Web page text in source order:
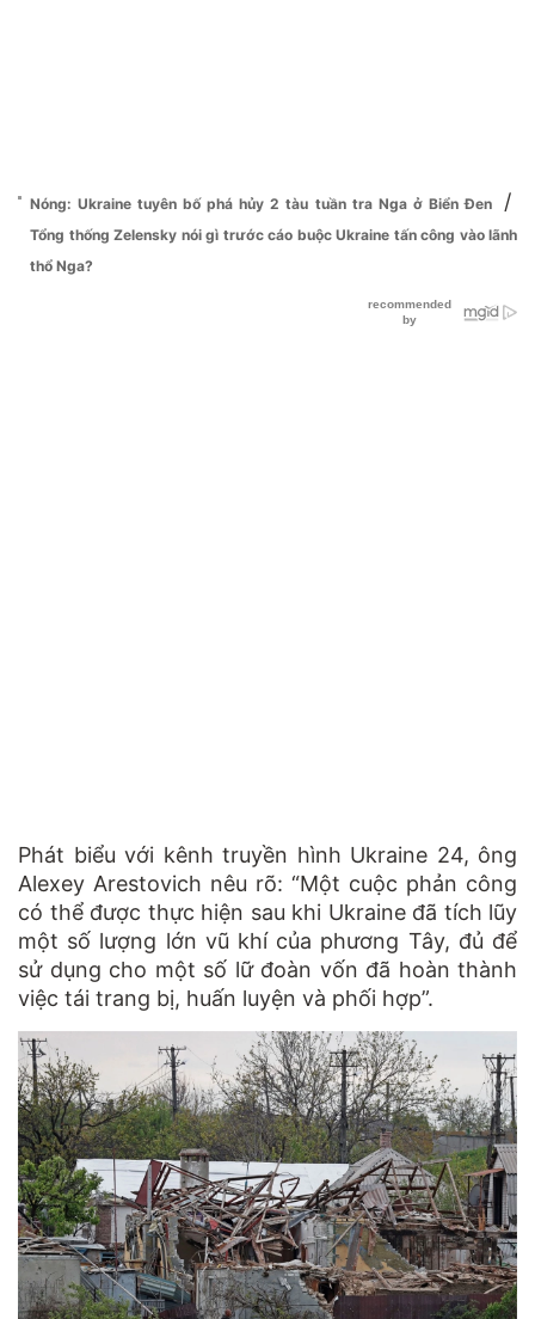
Nóng: Ukraine tuyên bố phá hủy 2 tàu tuần tra Nga ở Biển Đen /
Tổng thống Zelensky nói gì trước cáo buộc Ukraine tấn công vào lãnh
thổ Nga?
Phát biểu với kênh truyền hình Ukraine 24, ông
Alexey Arestovich nêu rõ: “Một cuộc phản công
có thể được thực hiện sau khi Ukraine đã tích lũy
một số lượng lớn vũ khí của phương Tây, đủ để
sử dụng cho một số lữ đoàn vốn đã hoàn thành
việc tái trang bị, huấn luyện và phối hợp”.